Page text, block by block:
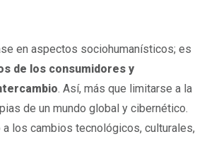
en aspectos sociohumanísticos; es
de los consumidores y
. Así, más que limitarse a la
de un mundo global y cibernético.
los cambios tecnológicos, culturales,